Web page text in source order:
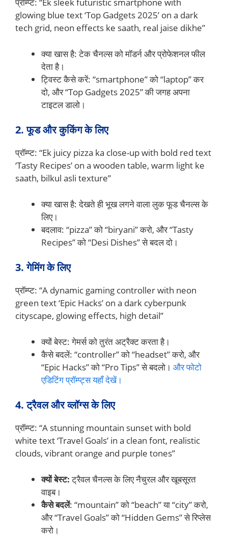
प्रॉम्प्ट: “Ek sleek futuristic smartphone with
glowing blue text ‘Top Gadgets 2025’ on a dark
tech grid, neon effects ke saath, real jaise dikhe”
क्या खास है: टेक चैनल्स को मॉडर्न और प्रोफेशनल फील
देता है।
ट्विस्ट कैसे करें: “smartphone” को “laptop” कर
दो, और “Top Gadgets 2025” की जगह अपना
टाइटल डालो।
2. फूड और कुकिंग के लिए
प्रॉम्प्ट: “Ek juicy pizza ka close-up with bold red text
‘Tasty Recipes’ on a wooden table, warm light ke
saath, bilkul asli texture”
क्या खास है: देखते ही भूख लगने वाला लुक फूड चैनल्स के
लिए।
बदलाव: “pizza” को “biryani” करो, और “Tasty
Recipes” को “Desi Dishes” से बदल दो।
3. गेमिंग के लिए
प्रॉम्प्ट: “A dynamic gaming controller with neon
green text ‘Epic Hacks’ on a dark cyberpunk
cityscape, glowing effects, high detail”
क्यों बेस्ट: गेमर्स को तुरंत अट्रैक्ट करता है।
कैसे बदलें: “controller” को “headset” करो, और
“Epic Hacks” को “Pro Tips” से बदलो। और फोटो
एडिटिंग प्रॉम्प्ट्स यहाँ देखें।
4. ट्रैवल और व्लॉग्स के लिए
प्रॉम्प्ट: “A stunning mountain sunset with bold
white text ‘Travel Goals’ in a clean font, realistic
clouds, vibrant orange and purple tones”
क्यों बेस्ट:ट्रैवल चैनल्स के लिए नैचुरल और खूबसूरत
वाइब।
कैसे बदलें: “mountain” को “beach” या “city” करो,
और “Travel Goals” को “Hidden Gems” से रिप्लेस
करो।